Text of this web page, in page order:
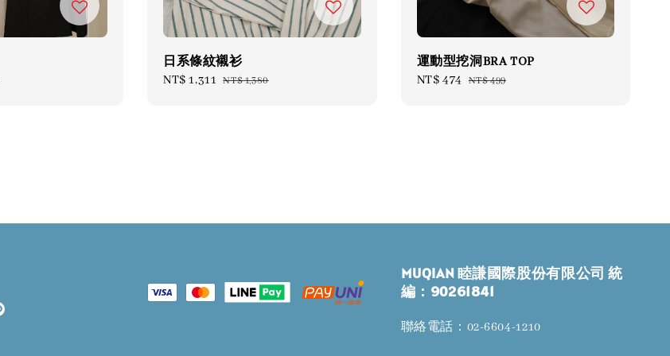
日系條紋襯衫
Sale
NT$ 1,311 Regular
NT$ 1,380
運動型挖洞BRA TOP
Sale
NT$ 474 Regular
NT$ 499
MUQIAN 睦謙國際股份有限公司 統
編：90261841
聯絡電話：02-6604-1210